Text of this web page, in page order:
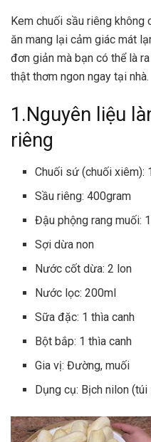
Kem chuối sầu riêng không
ăn mang lại cảm giác mát
đơn giản mà bạn có thể là
thật thơm ngon ngay tại nhà.
1.Nguyên liệu
riêng
Chuối sứ (chuối xiêm):
Sầu riêng: 400gram
Đậu phộng rang muối:
Sợi dừa non
Nước cốt dừa: 2 lon
Nước lọc: 200ml
Sữa đặc: 1 thìa canh
Bột bắp: 1 thìa canh
Gia vị: Đường, muối
Dụng cụ: Bịch nilon